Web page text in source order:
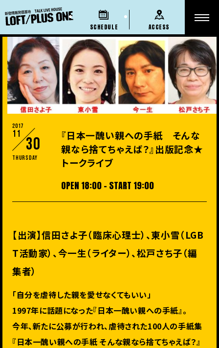
SCHEDULE ACCESS
2017
11
30
Thursday
『日本一醜い親への手紙 そんな
親なら捨てちゃえば？』出版記念★
トークライブ
OPEN 18:00 - START 19:00
【出演】信田さよ子（臨床心理士）、東小雪（LGB
T活動家）、今一生（ライター）、松戸さち子（編
集者）
「自分を虐待した親を愛せなくてもいい」
1997年に話題になった『日本一醜い親への手紙』。
今年、新たに公募が行われ、虐待された100人の手紙集
『日本一醜い親への手紙 そんな親なら捨てちゃえば？』